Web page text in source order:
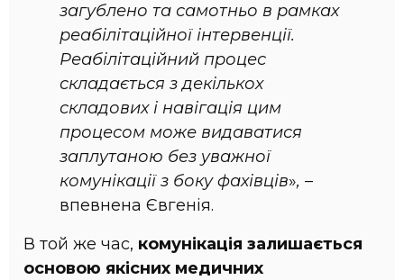
загублено та самотньо в рамках
реабілітаційної інтервенції.
Реабілітаційний процес
складається з декількох
складових і навігація цим
процесом може видаватися
заплутаною без уважної
комунікації з боку фахівців», –
впевнена Євгенія.
В той же час, комунікація залишається
основою якісних медичних